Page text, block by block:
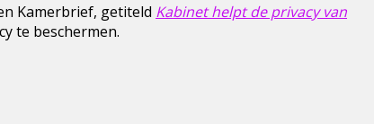
Kamerbrief, getiteld Kabinet helpt de privacy van
te beschermen.